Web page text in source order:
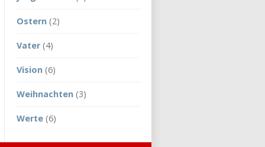
Ostern (2)
Vater (4)
Vision (6)
Weihnachten (3)
Werte (6)